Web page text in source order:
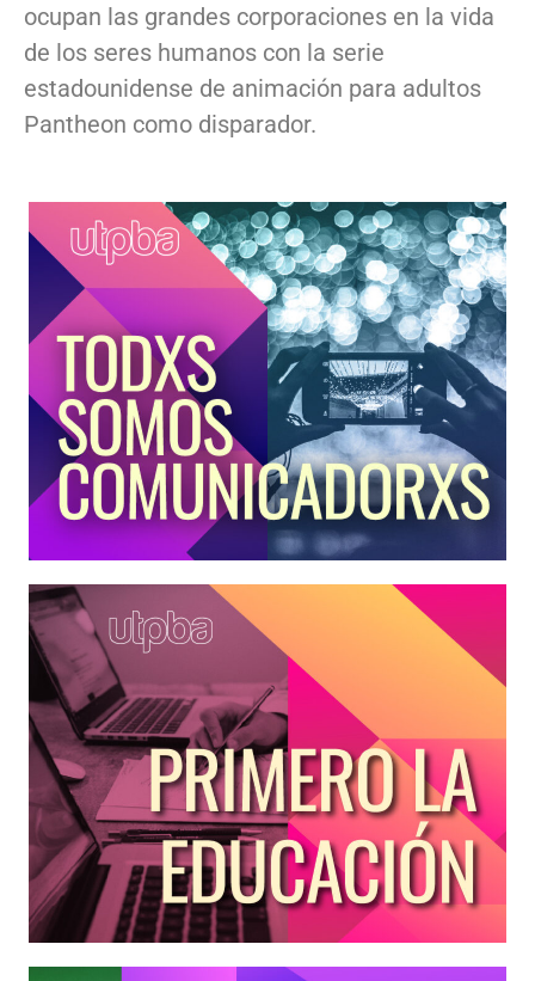
ocupan las grandes corporaciones en la vida
de los seres humanos con la serie
estadounidense de animación para adultos
Pantheon como disparador.